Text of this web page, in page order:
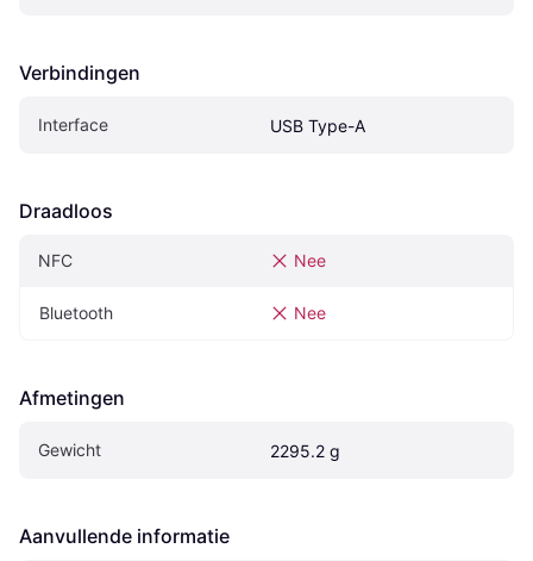
Verbindingen
Interface USB Type-A
Draadloos
NFC Nee
Bluetooth Nee
Afmetingen
Gewicht 2295.2 g
Aanvullende informatie